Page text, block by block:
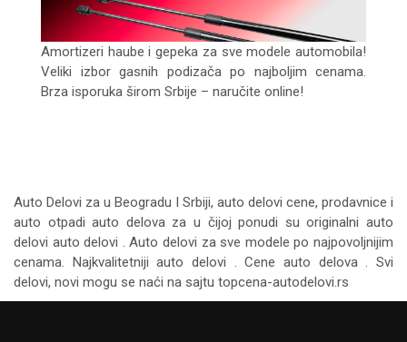
Amortizeri haube i gepeka za sve modele automobila!
Veliki izbor gasnih podizača po najboljim cenama.
Brza isporuka širom Srbije – naručite online!
Auto Delovi za u Beogradu I Srbiji, auto delovi cene, prodavnice i
auto otpadi auto delova za u čijoj ponudi su originalni auto
delovi auto delovi . Auto delovi za sve modele po najpovoljnijim
cenama. Najkvalitetniji auto delovi . Cene auto delova . Svi
delovi, novi mogu se naći na sajtu topcena-autodelovi.rs